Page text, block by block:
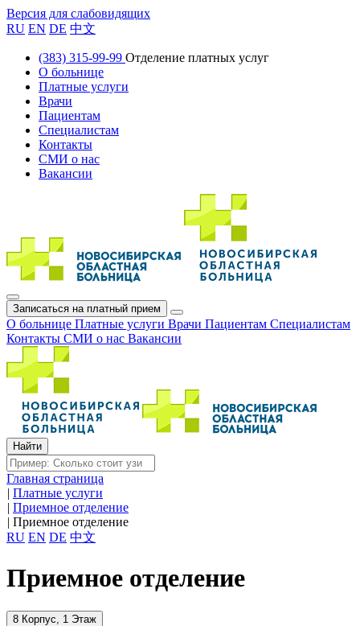
Версия для слабовидящих
RU EN DE 中文
(383) 315-99-99 Отделение платных услуг
О больнице
Платные услуги
Врачи
Пациентам
Специалистам
Контакты
СМИ о нас
Вакансии
Записаться на платный прием
О больнице Платные услуги Врачи Пациентам Специалистам
Контакты СМИ о нас Вакансии
Главная страница
| Платные услуги
| Приемное отделение
| Приемное отделение
RU EN DE 中文
Приемное отделение
8 Корпус, 1 Этаж